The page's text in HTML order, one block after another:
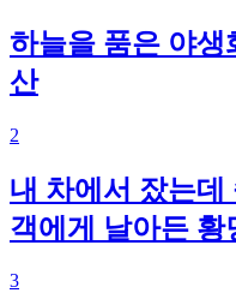
하늘을 품은 야생
산
2
내 차에서 잤는
객에게 날아든 황
3